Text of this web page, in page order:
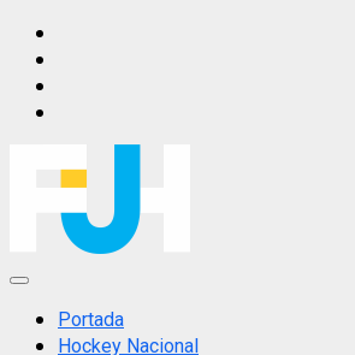
Saltar
contenido
Menú
principalPortada
Hockey Nacional